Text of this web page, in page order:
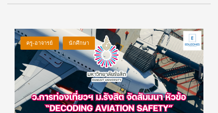
ครู-อาจารย์ นักศึกษา